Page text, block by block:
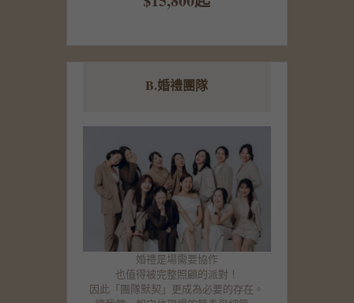
B.婚禮團隊
婚禮是場需要協作
也值得被完整照顧的派對！
因此「團隊默契」更成為必要的存在。